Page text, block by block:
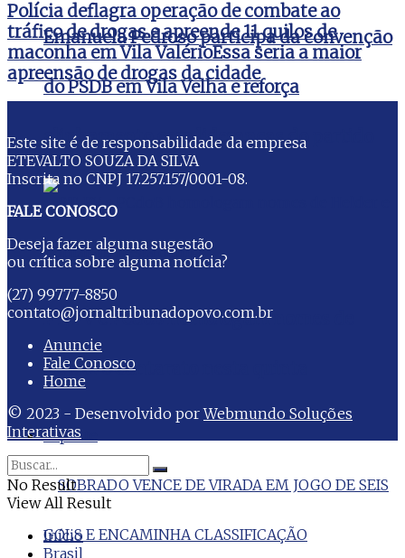
Emanuela Pedroso participa da convenção
do PSDB em Vila Velha e reforça
alinhamento com lideranças do partido
PT, PV e PCdoB homologam nomes de
Helder e Contarato nesta quinta
Esporte
Polícia deflagra operação de combate ao
tráfico de drogas e apreende 11 quilos de
maconha em Vila ValérioEssa seria a maior
apreensão de drogas da cidade
Este site é de responsabilidade da empresa
ETEVALTO SOUZA DA SILVA
Inscrita no CNPJ 17.257.157/0001-08.
FALE CONOSCO
Deseja fazer alguma sugestão
ou crítica sobre alguma notícia?
(27) 99777-8850
contato@jornaltribunadopovo.com.br
Anuncie
Fale Conosco
Home
© 2023 - Desenvolvido porWebmundo Soluções
Interativas
No Result
View All Result
Início
Brasil